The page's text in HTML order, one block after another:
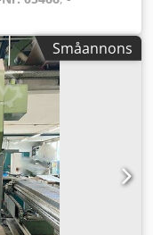
i stativet under
x 610 mm -
mm - Tjocklek på
ca 300
av
mm -
vid
/ 11 kW -
mm - Vikt ca 9000
PREVENTA
pneumatiskt
-
Småannons